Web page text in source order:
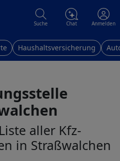
Suche Chat Anmelden
Haushaltsversicherung
aller Kfz-
in Straßwalchen